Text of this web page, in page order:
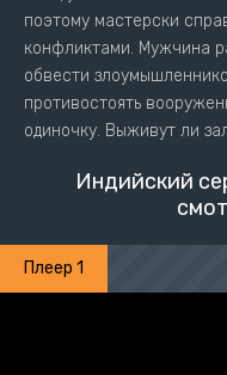
поэтому мастерски
конфликтами. Мужчина
обвести
противостоять
одиночку. Выживут ли
Индийский
Плеер 1